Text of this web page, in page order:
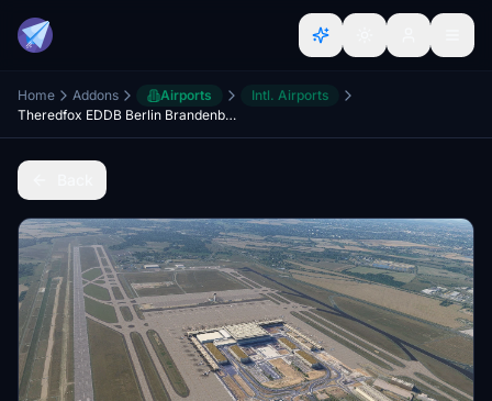
Home Addons Airports
Intl. Airports
Theredfox EDDB Berlin Brandenburg runway fix and scenery enhancement